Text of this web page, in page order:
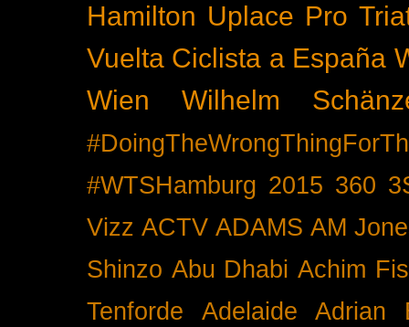
Hamilton Uplace Pro
Vuelta Ciclista a España
Wien
Wilhelm
#WTSHamburg 2015 360
Vizz ACTV ADAMS AM
Shinzo Abu Dhabi Achim
Tenforde
Adelaide
Adrian